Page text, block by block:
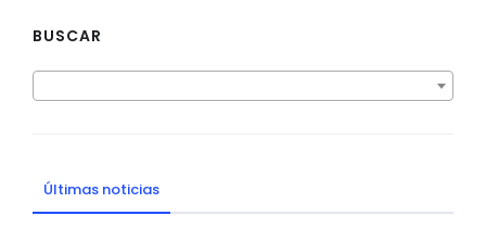
BUSCAR
Últimas noticias